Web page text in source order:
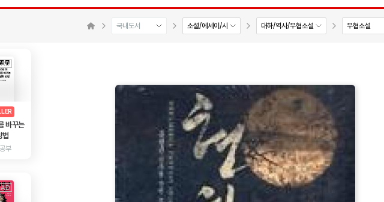
국내도서 소설/에세이/시 대하/역사/무협소설 무협소설
AD
바꾸는
법
부
AD